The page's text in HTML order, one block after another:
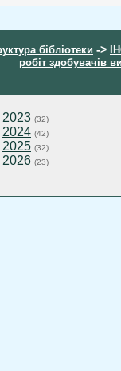
бібліотеки ->
робіт здобувачів
2023 (32)
2024 (42)
2025 (32)
2026 (23)